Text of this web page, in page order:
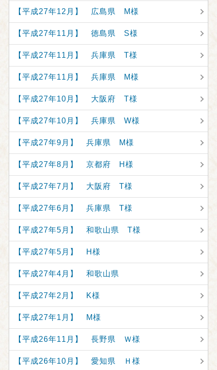
【平成27年12月】 広島県 M様
【平成27年11月】 徳島県 S様
【平成27年11月】 兵庫県 T様
【平成27年11月】 兵庫県 M様
【平成27年10月】 大阪府 T様
【平成27年10月】 兵庫県 W様
【平成27年9月】 兵庫県 M様
【平成27年8月】 京都府 H様
【平成27年7月】 大阪府 T様
【平成27年6月】 兵庫県 T様
【平成27年5月】 和歌山県 T様
【平成27年5月】 H様
【平成27年4月】 和歌山県
【平成27年2月】 K様
【平成27年1月】 M様
【平成26年11月】 長野県 Ｗ様
【平成26年10月】 愛知県 Ｈ様